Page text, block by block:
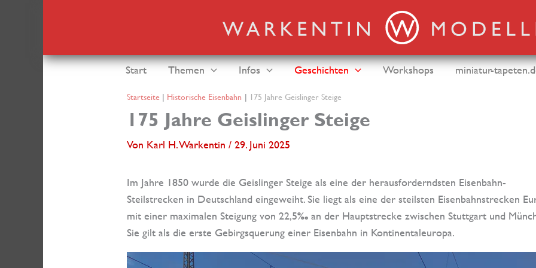
Start Themen Infos Geschichten Workshops miniatur-
Startseite Historische Eisenbahn 175 Jahre Geislinger Steige
175 Jahre Geislinger Steige
Von Karl H. Warkentin / 29. Juni 2025
Im Jahre 1850 wurde die Geislinger Steige als eine der herausforderndsten Eisenbahn-
Steilstrecken in Deutschland eingeweiht. Sie liegt als eine der steilsten Eisenbahnstrecken
mit einer maximalen Steigung von 22,5‰ an der Hauptstrecke zwischen Stuttgart und
Sie gilt als die erste Gebirgsquerung einer Eisenbahn in Kontinentaleuropa.